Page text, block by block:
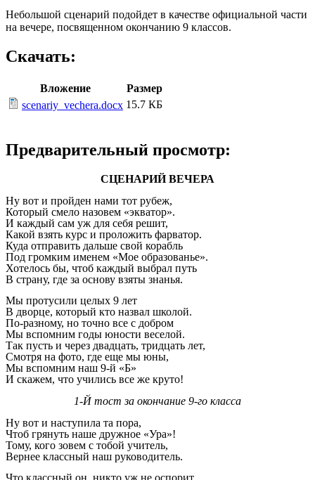
Небольшой сценарий подойдет в качестве официальной части
на вечере, посвященном окончанию 9 классов.
Скачать:
Вложение
Размер
scenariy_vechera.docx 15.7 КБ
Предварительный просмотр:
СЦЕНАРИЙ ВЕЧЕРА
Ну вот и пройден нами тот рубеж,
Который смело назовем «экватор».
И каждый сам уж для себя решит,
Какой взять курс и проложить фарватор.
Куда отправить дальше свой корабль
Под громким именем «Мое образованье».
Хотелось бы, чтоб каждый выбрал путь
В страну, где за основу взяты знанья.
Мы протусили целых 9 лет
В дворце, который кто назвал школой.
По-разному, но точно все с добром
Мы вспомним годы юности веселой.
Так пусть и через двадцать, тридцать лет,
Смотря на фото, где еще мы юны,
Мы вспомним наш 9-й «Б»
И скажем, что учились все же круто!
1-Й тост за окончание 9-го класса
Ну вот и наступила та пора,
Чтоб грянуть наше дружное «Ура»!
Тому, кого зовем с тобой учитель,
Вернее классный наш руководитель.